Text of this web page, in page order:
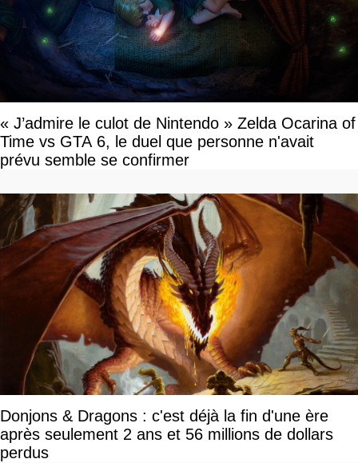
« J’admire le culot de Nintendo » Zelda Ocarina of
Time vs GTA 6, le duel que personne n'avait
prévu semble se confirmer
Donjons & Dragons : c'est déjà la fin d'une ère
après seulement 2 ans et 56 millions de dollars
perdus